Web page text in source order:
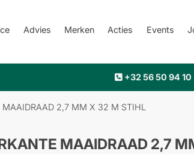
Advies Merken Acties Events
+32 56 50 94 10
MAAIDRAAD 2,7 MM X 32 M STIHL
MAAIDRAAD 2,7